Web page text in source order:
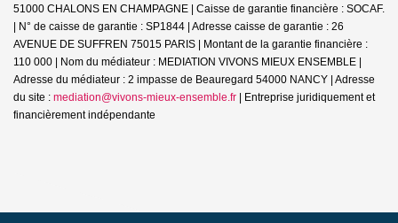
51000 CHALONS EN CHAMPAGNE | Caisse de garantie financière : SOCAF.
| N° de caisse de garantie : SP1844 | Adresse caisse de garantie : 26
AVENUE DE SUFFREN 75015 PARIS | Montant de la garantie financière :
110 000 | Nom du médiateur : MEDIATION VIVONS MIEUX ENSEMBLE |
Adresse du médiateur : 2 impasse de Beauregard 54000 NANCY | Adresse
du site : mediation@vivons-mieux-ensemble.fr | Entreprise juridiquement et
financièrement indépendante